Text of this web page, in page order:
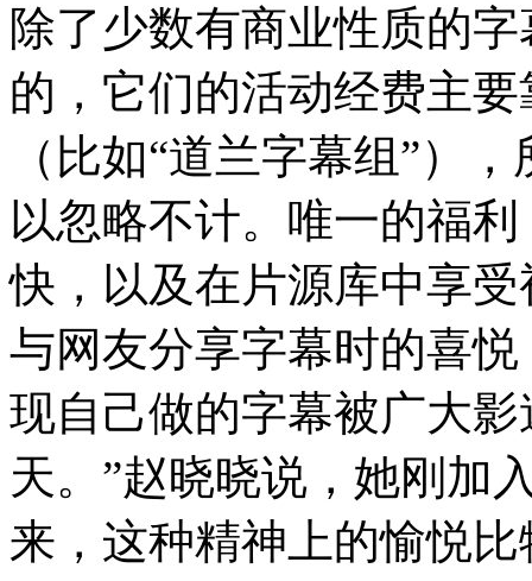
除了少数有商业性质的
的，它们的活动经费主
（比如“道兰字幕组”）
以忽略不计。唯一的福
快，以及在片源库中享
与网友分享字幕时的喜
现自己做的字幕被广大
天。”赵晓晓说，她刚加
来，这种精神上的愉悦